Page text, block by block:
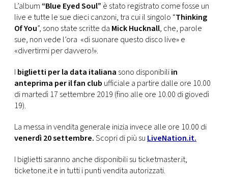
L’album “Blue Eyed Soul” è stato registrato come fosse un
live e tutte le sue dieci canzoni, tra cui il singolo “Thinking
Of You”, sono state scritte da Mick Hucknall, che, parole
sue, non vede l’ora «di suonare questo disco live» e
«divertirmi per davvero!».
I biglietti per la data italiana sono disponibiliin
anteprima per il fan club ufficiale a partire dalle ore 10.00
di martedì 17 settembre 2019 (fino alle ore 10.00 di giovedì
19).
La messa in vendita generale inizia invece alle ore 10.00 di
venerdì 20 settembre.Scopri di più su LiveNation.it.
I biglietti saranno anche disponibili su ticketmaster.it,
ticketone.it e in tutti i punti vendita autorizzati.